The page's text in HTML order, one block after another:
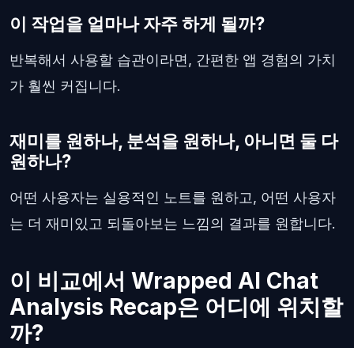
이 작업을 얼마나 자주 하게 될까?
반복해서 사용할 습관이라면, 간편한 앱 경험의 가치
가 훨씬 커집니다.
재미를 원하나, 분석을 원하나, 아니면 둘 다
원하나?
어떤 사용자는 실용적인 노트를 원하고, 어떤 사용자
는 더 재미있고 되돌아보는 느낌의 결과를 원합니다.
이 비교에서 Wrapped AI Chat
Analysis Recap은 어디에 위치할
까?